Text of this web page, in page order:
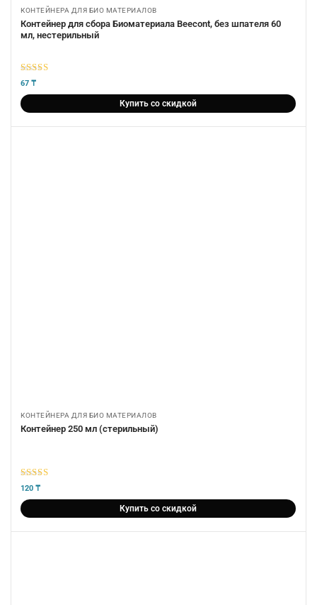
КОНТЕЙНЕРА ДЛЯ БИО МАТЕРИАЛОВ
Контейнер для сбора Биоматериала Beecont, без шпателя 60
мл, нестерильный
5из 5
67 ₸
Купить со скидкой
КОНТЕЙНЕРА ДЛЯ БИО МАТЕРИАЛОВ
Контейнер 250 мл (стерильный)
5из 5
120 ₸
Купить со скидкой